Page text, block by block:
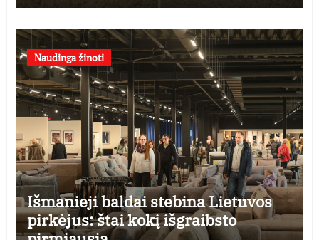
Naudinga žinoti
Išmanieji baldai stebina Lietuvos
pirkėjus: štai kokį išgraibsto